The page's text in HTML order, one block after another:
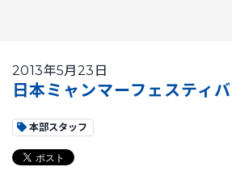
2013年5月23日
日本ミャンマーフェスティ
本部スタッフ